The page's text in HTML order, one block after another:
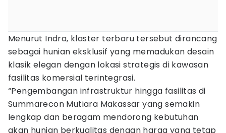
Menurut Indra, klaster terbaru tersebut dirancang
sebagai hunian eksklusif yang memadukan desain
klasik elegan dengan lokasi strategis di kawasan
fasilitas komersial terintegrasi.
“Pengembangan infrastruktur hingga fasilitas di
Summarecon Mutiara Makassar yang semakin
lengkap dan beragam mendorong kebutuhan
akan hunian berkualitas dengan harga yang tetap